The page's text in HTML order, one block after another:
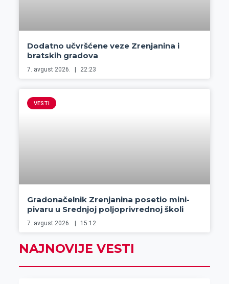
Dodatno učvršćene veze Zrenjanina i
bratskih gradova
7. avgust 2026. 22:23
VESTI
Gradonačelnik Zrenjanina posetio mini-
pivaru u Srednjoj poljoprivrednoj školi
7. avgust 2026. 15:12
NAJNOVIJE VESTI